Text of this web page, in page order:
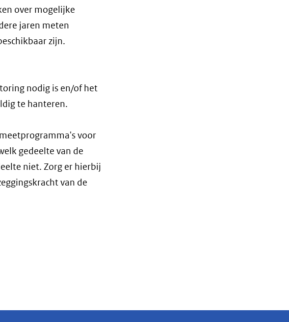
over mogelijke
jaren meten
zijn.
nodig is en/of het
te hanteren.
voor
gedeelte van de
niet. Zorg er hierbij
van de